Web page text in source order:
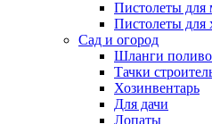
Пистолеты
Пистолеты для
Сад и огород
Шланги
Тачки
Хозинвентарь
Для дачи
Лопаты